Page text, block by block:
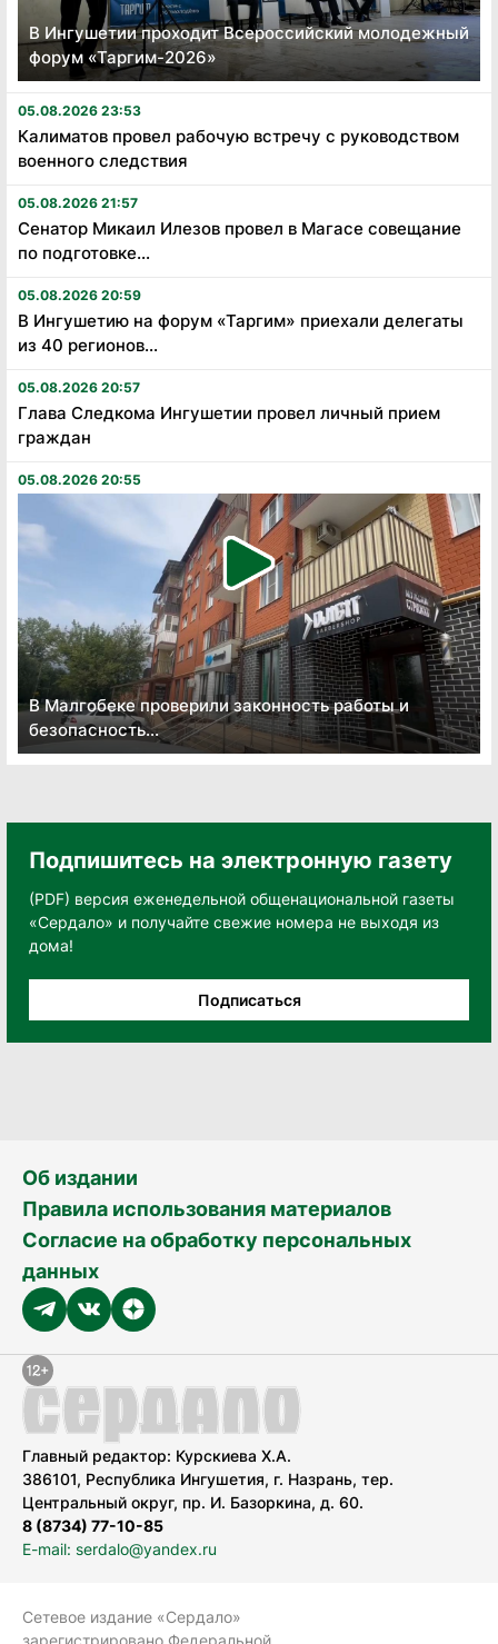
В Ингушетии проходит Всероссийский молодежный
форум «Таргим-2026»
05.08.2026 23:53
Калиматов провел рабочую встречу с руководством
военного следствия
05.08.2026 21:57
Сенатор Микаил Илезов провел в Магасе совещание
по подготовке...
05.08.2026 20:59
В Ингушетию на форум «Таргим» приехали делегаты
из 40 регионов...
05.08.2026 20:57
Глава Следкома Ингушетии провел личный прием
граждан
05.08.2026 20:55
В Малгобеке проверили законность работы и
безопасность...
Подпишитесь на электронную газету
(PDF) версия еженедельной общенациональной газеты
«Сердало» и получайте свежие номера не выходя из
дома!
Подписаться
Об издании
Правила использования материалов
Согласие на обработку персональных
данных
Главный редактор: Курскиева Х.А.
386101, Республика Ингушетия, г. Назрань, тер.
Центральный округ, пр. И. Базоркина, д. 60.
8 (8734) 77-10-85
E-mail: serdalo@yandex.ru
Сетевое издание «Сердало»
зарегистрировано Федеральной